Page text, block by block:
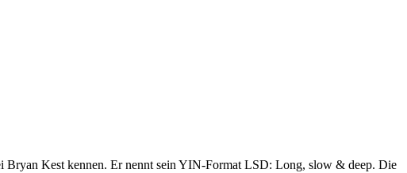
Bryan Kest kennen. Er nennt sein YIN-Format LSD: Long, slow & deep. Die